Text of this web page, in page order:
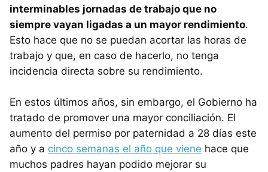
interminables jornadas de trabajo que no
siempre vayan ligadas a un mayor rendimiento.
Esto hace que no se puedan acortar las horas de
trabajo y que, en caso de hacerlo, no tenga
incidencia directa sobre su rendimiento.
En estos últimos años, sin embargo, el Gobierno ha
tratado de promover una mayor conciliación. El
aumento del permiso por paternidad a 28 días este
año y a cinco semanas el año que viene hace que
muchos padres hayan podido mejorar su